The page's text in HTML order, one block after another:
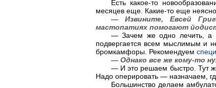
Есть какое-то
месяцев еще. Какие-то еще
— Извините, Евсей
мастопатиях помогают
— Зачем же одно лечить, а
подвергается всем мыслимым и
бромкамфоры. Рекомендуем
— Однако все же кому-то
— И это решаем быстро. Тут
Надо оперировать — назначаем,
Большинство делаем